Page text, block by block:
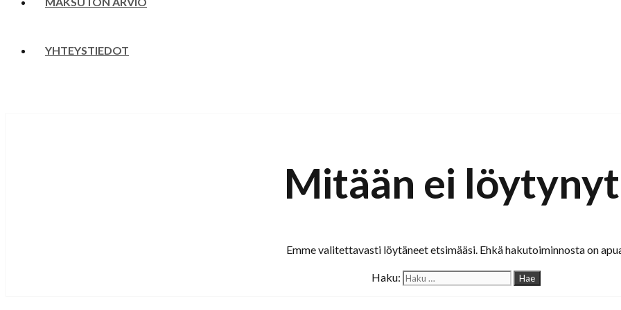
YHTEYSTIEDOT
Mitään ei
Emme valitettavasti löytäneet etsimääsi. Ehkä hakutoiminnosta on
Haku: